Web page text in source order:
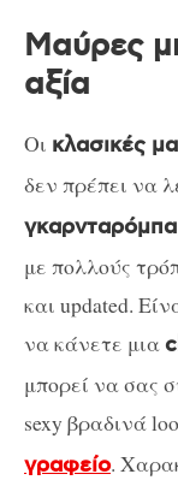
Μαύρες
αξία
Οι κλασικές
δεν πρέπει να
γκαρνταρόμπα
με πολλούς
και updated.
να κάνετε μια
μπορεί να σας
sexy βραδινά
γραφείο.